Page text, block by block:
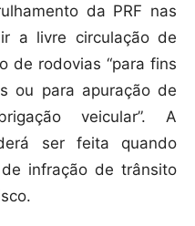
da PRF nas
a livre circulação de
de rodovias “para fins
ou para apuração de
veicular”. A
ser feita quando
infração de trânsito